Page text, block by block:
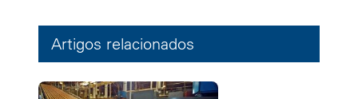
Artigos relacionados